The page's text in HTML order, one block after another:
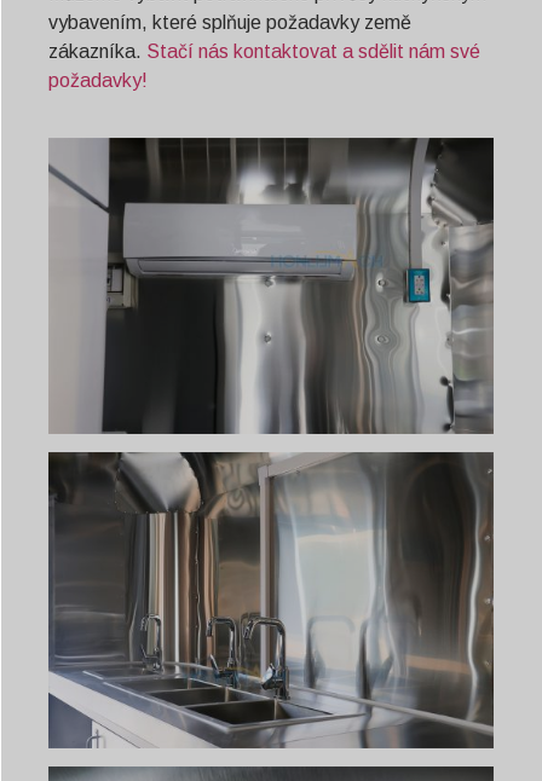
vybavením, které splňuje požadavky země
zákazníka. Stačí nás kontaktovat a sdělit nám své
požadavky!